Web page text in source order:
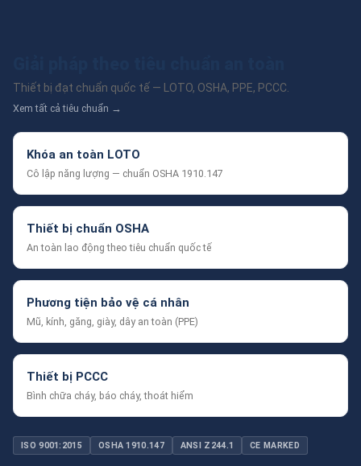
Thiết bị đạt chuẩn quốc tế — LOTO, OSHA, PPE, PCCC.
Xem tất cả tiêu chuẩn →
Khóa an toàn LOTO
Cô lập năng lượng — chuẩn OSHA 1910.147
Thiết bị chuẩn OSHA
An toàn lao động theo tiêu chuẩn quốc tế
Phương tiện bảo vệ cá nhân
Mũ, kính, găng, giày, dây an toàn (PPE)
Thiết bị PCCC
Bình chữa cháy, báo cháy, thoát hiểm
ISO 9001:2015 OSHA 1910.147 ANSI Z244.1 CE MARKED